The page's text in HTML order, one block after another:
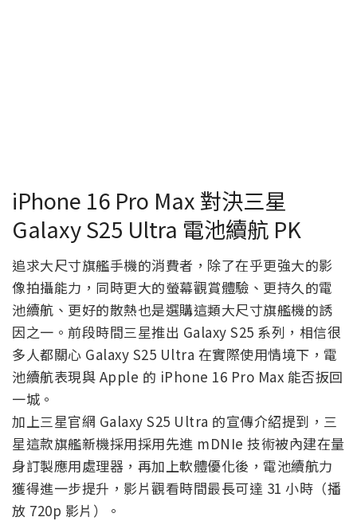
iPhone 16 Pro Max 對決三星
Galaxy S25 Ultra 電池續航 PK
追求大尺寸旗艦手機的消費者，除了在乎更強大的影
像拍攝能力，同時更大的螢幕觀賞體驗、更持久的電
池續航、更好的散熱也是選購這類大尺寸旗艦機的誘
因之一。前段時間三星推出 Galaxy S25 系列，相信很
多人都關心 Galaxy S25 Ultra 在實際使用情境下，電
池續航表現與 Apple 的 iPhone 16 Pro Max 能否扳回
一城。
加上三星官網 Galaxy S25 Ultra 的宣傳介紹提到，三
星這款旗艦新機採用採用先進 mDNIe 技術被內建在量
身訂製應用處理器，再加上軟體優化後，電池續航力
獲得進一步提升，影片觀看時間最長可達 31 小時（播
放 720p 影片）。